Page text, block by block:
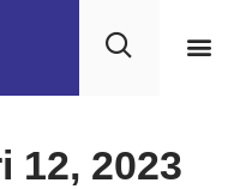
12, 2023